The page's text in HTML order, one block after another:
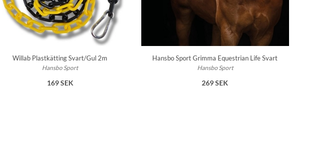
Willab Plastkätting Svart/Gul 2m
Hansbo Sport
169 SEK
Hansbo Sport Grimma Equestrian Life Svart
Hansbo Sport
269 SEK